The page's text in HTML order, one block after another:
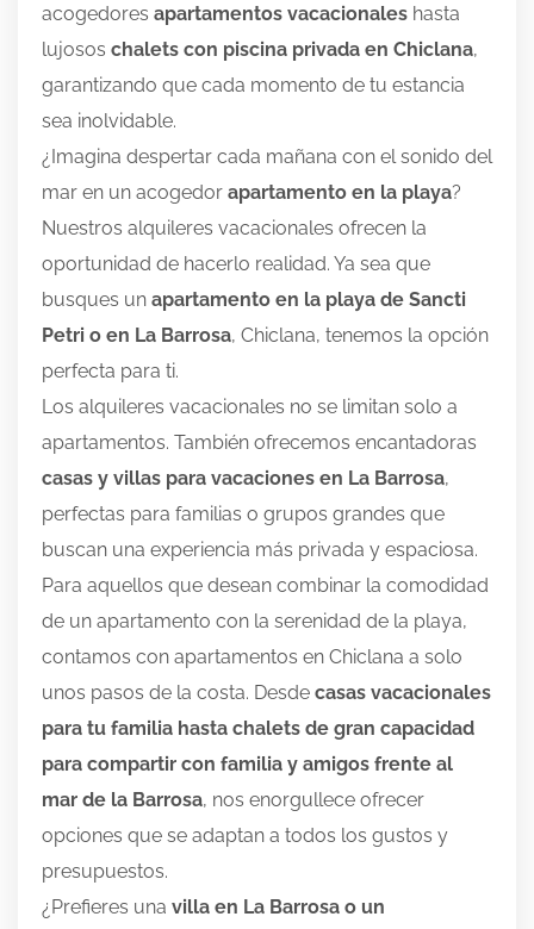
acogedores apartamentos vacacionales hasta
lujosos chalets con piscina privada en Chiclana,
garantizando que cada momento de tu estancia
sea inolvidable.
¿Imagina despertar cada mañana con el sonido del
mar en un acogedor apartamento en la playa?
Nuestros alquileres vacacionales ofrecen la
oportunidad de hacerlo realidad. Ya sea que
busques un apartamento en la playa de Sancti
Petri o en La Barrosa, Chiclana, tenemos la opción
perfecta para ti.
Los alquileres vacacionales no se limitan solo a
apartamentos. También ofrecemos encantadoras
casas y villas para vacaciones en La Barrosa,
perfectas para familias o grupos grandes que
buscan una experiencia más privada y espaciosa.
Para aquellos que desean combinar la comodidad
de un apartamento con la serenidad de la playa,
contamos con apartamentos en Chiclana a solo
unos pasos de la costa. Desde casas vacacionales
para tu familia hasta chalets de gran capacidad
para compartir con familia y amigos frente al
mar de la Barrosa, nos enorgullece ofrecer
opciones que se adaptan a todos los gustos y
presupuestos.
¿Prefieres una villa en La Barrosa o un